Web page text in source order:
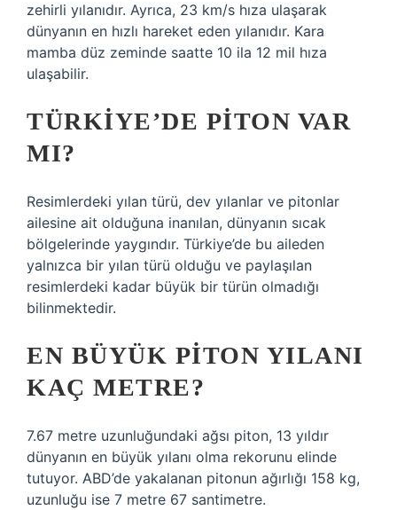
zehirli yılanıdır. Ayrıca, 23 km/s hıza ulaşarak
dünyanın en hızlı hareket eden yılanıdır. Kara
mamba düz zeminde saatte 10 ila 12 mil hıza
ulaşabilir.
TÜRKIYE’DE PITON VAR
MI?
Resimlerdeki yılan türü, dev yılanlar ve pitonlar
ailesine ait olduğuna inanılan, dünyanın sıcak
bölgelerinde yaygındır. Türkiye’de bu aileden
yalnızca bir yılan türü olduğu ve paylaşılan
resimlerdeki kadar büyük bir türün olmadığı
bilinmektedir.
EN BÜYÜK PITON YILANI
KAÇ METRE?
7.67 metre uzunluğundaki ağsı piton, 13 yıldır
dünyanın en büyük yılanı olma rekorunu elinde
tutuyor. ABD’de yakalanan pitonun ağırlığı 158 kg,
uzunluğu ise 7 metre 67 santimetre.